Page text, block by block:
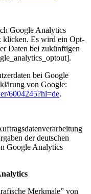
Google Analytics
klicken. Es wird ein Opt-
Daten bei zukünftigen
bei Google
von Google:
6004245?hl=de.
der deutschen
Google Analytics
Merkmale” von